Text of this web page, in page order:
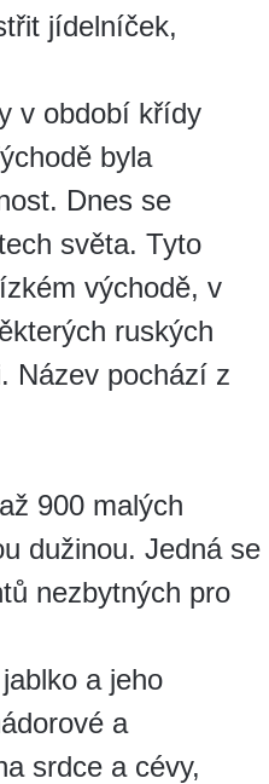
jídelníček,
v období křídy
byla
Dnes se
světa. Tyto
východě, v
ruských
Název pochází z
900 malých
dužinou. Jedná se
nezbytných pro
a jeho
a
srdce a cévy,